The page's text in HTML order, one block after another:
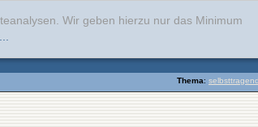
Wir geben hierzu nur das Minimum
Thema: